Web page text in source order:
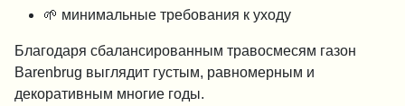
🌱 минимальные требования к уходу
Благодаря сбалансированным травосмесям газон
Barenbrug выглядит густым, равномерным и
декоративным многие годы.